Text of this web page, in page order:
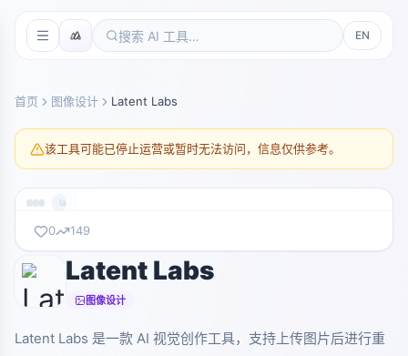
EN
首页 图像设计 Latent Labs
该工具可能已停止运营或暂时无法访问，信息仅供参考。
latentlabs.art
暂无截图
latentlabs.art
0 149
Latent Labs
图像设计
Latent Labs 是一款 AI 视觉创作工具，支持上传图片后进行重